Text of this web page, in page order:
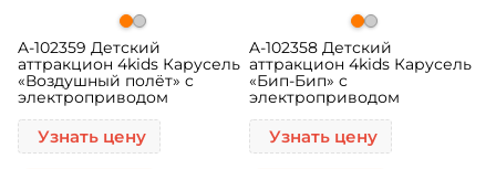
A-102359 Детский
аттракцион 4kids Карусель
«Воздушный полёт» c
электроприводом
Узнать цену
A-102358 Детский
аттракцион 4kids Карусель
«Бип-Бип» c
электроприводом
Узнать цену